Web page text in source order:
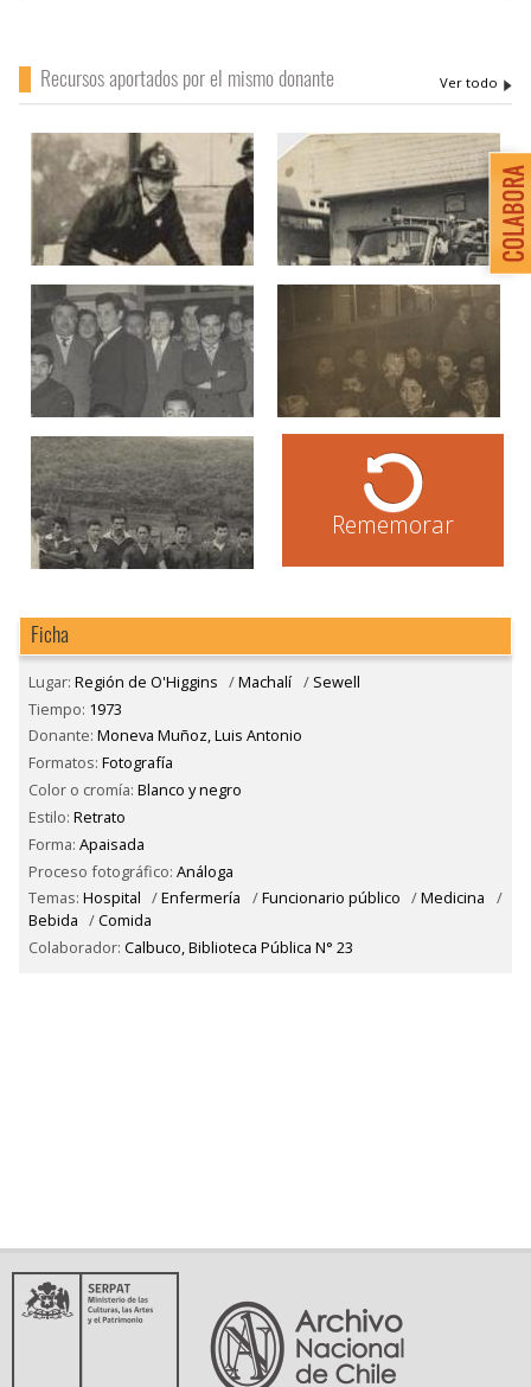
Recursos aportados por el mismo donante
Rememorar
Ficha
Lugar: Región de O'Higgins /Machalí / Sewell
Tiempo: 1973
Donante: Moneva Muñoz, Luis Antonio
Formatos: Fotografía
Color o cromía: Blanco y negro
Estilo: Retrato
Forma: Apaisada
Proceso fotográfico: Análoga
Temas: Hospital /Enfermería /Funcionario público /Medicina
/
Bebida /Comida
Colaborador: Calbuco, Biblioteca Pública N° 23